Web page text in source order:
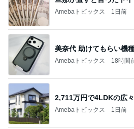
Amebaトピックス 1日前
美奈代 助けてもらい機
Amebaトピックス 18時間
2,711万円で4LDKの広
Amebaトピックス 1日前